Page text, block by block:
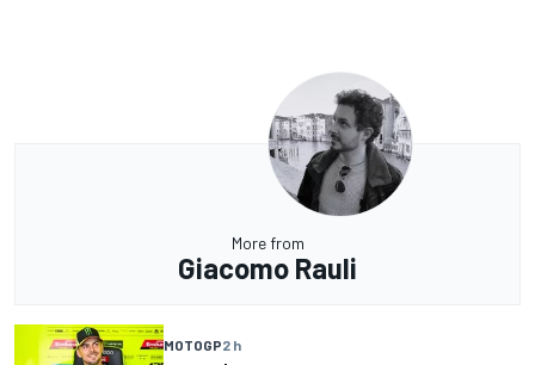
More from
Giacomo Rauli
MOTOGP2 h